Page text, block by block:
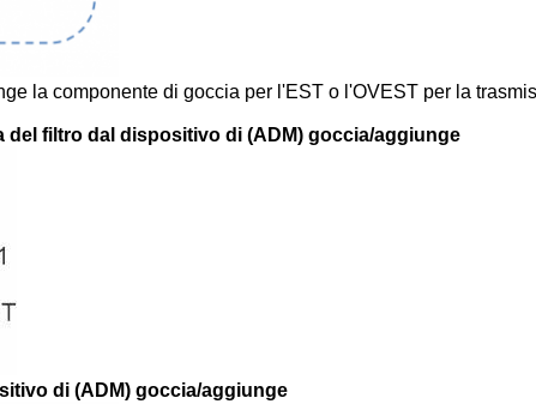
la componente di goccia per l'EST o l'OVEST per la
del filtro dal dispositivo di (ADM) goccia/aggiunge
di (ADM) goccia/aggiunge